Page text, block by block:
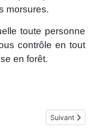
morsures.
toute personne
contrôle en tout
en forêt.
convives éprouvent
Article suivant
Suivant